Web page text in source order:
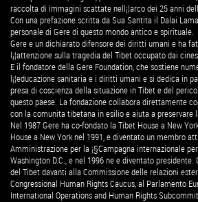
raccolta di immagini scattate nell¡¦arco dei 25 anni
Con una prefazione scritta da Sua Santita il Dalai
personale di Gere di questo mondo antico e spirituale.
Gere e un dichiarato difensore dei diritti umani e ha
l¡¦attenzione sulla tragedia del Tibet occupato dai
E il fondatore della Gere Foundation, che sostiene
l¡¦educazione sanitaria e i diritti umani e si dedica in
presa di coscienza della situazione in Tibet e del
questo paese. La fondazione collabora direttamente
con la comunita tibetana in esilio e aiuta a preservare
Nel 1987 Gere ha co-fondato la Tibet House a New
House a New York nel 1991, e diventato un membro
Amministrazione per la ¡§Campagna internazionale
Washington D.C., e nel 1996 ne e diventato
del Tibet davanti alla Commissione delle relazioni
Congressional Human Rights Caucus, al Parlamento
International Operations and Human Rights